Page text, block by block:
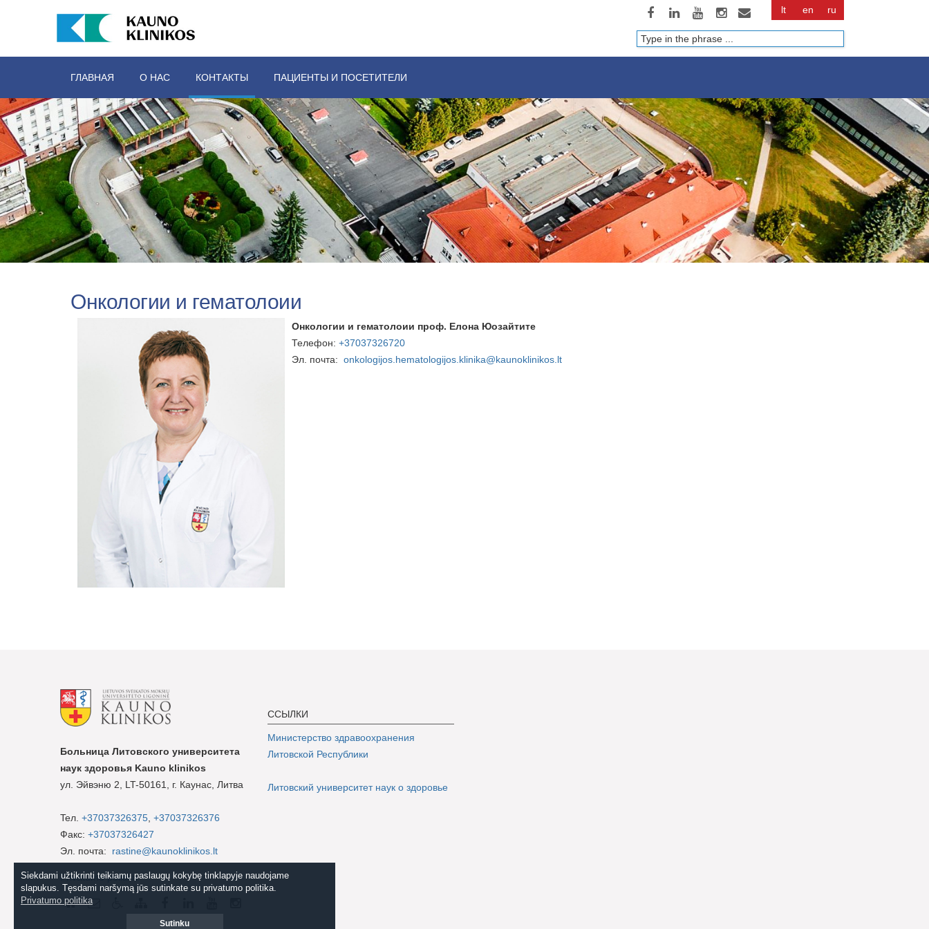
Siekdami užtikrinti teikiamų paslaugų kokybę tinklapyje naudojame
slapukus. Tęsdami naršymą jūs sutinkate su privatumo politika.
Privatumo politika
Sutinku
lt en ru
Paieška
ГЛАВНАЯ О НАС КОНТАКТЫ ПАЦИЕНТЫ И ПОСЕТИТЕЛИ
Онкологии и гематолоии
Онкологии и гематолоии проф. Елона Юозайтите
Телефон: +37037326720
Эл. почта: onkologijos.hematologijos.klinika@kaunoklinikos.lt
Больница Литовского университета
наук здоровья Kauno klinikos
ул. Эйвэню 2, LT-50161, г. Каунас, Литва
Teл. +37037326375 +37037326376
Факс: +37037326427
Эл. почта: rastine@kaunoklinikos.lt
Privatumo politika
ССЫЛКИ
Министерство здравоохранения
Литовской Республики
Литовский университет наук о здоровье